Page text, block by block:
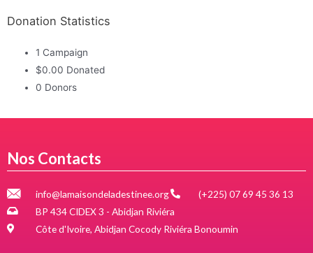
Donation Statistics
1 Campaign
$0.00 Donated
0 Donors
Nos Contacts
info@lamaisondeladestinee.org
(+225) 07 69 45 36 13
BP 434 CIDEX 3 - Abidjan Riviéra
Côte d'Ivoire, Abidjan Cocody Riviéra Bonoumin